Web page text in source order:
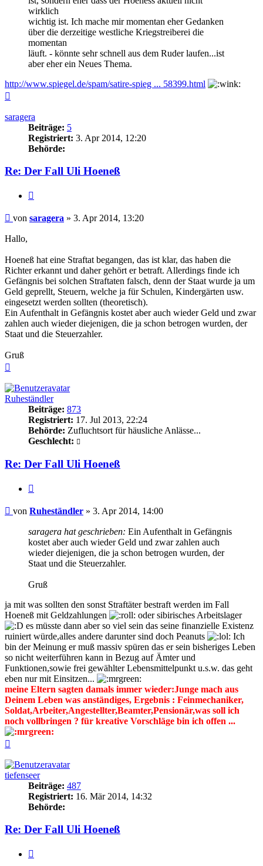
wirklich
wichtig ist. Ich mache mir momentan eher Gedanken
über die derzeitige westliche Kriegstreiberei die
momentan
läuft. - könnte sehr schnell aus dem Ruder laufen...ist
aber eher ein Neues Thema.
http://www.spiegel.de/spam/satire-spieg ... 58399.html
saragera
Beiträge: 5
Registriert: 3. Apr 2014, 12:20
Behörde:
Re: Der Fall Uli Hoeneß
Beitrag
von saragera » 3. Apr 2014, 13:20
Hallo,
Hoeneß hat eine Straftat begangen, das ist klar, das haben die
Richter erkannt und daher gehört er betraft. Allerdings finde ich
Gefängnis bei solchen Straftaten falsch, denn der Staat wurde ja um
Geld geprellt, Steuern, welche ja für Schulen, Kindergärten usw.
eingesetzt werden sollten (theoretisch).
Ein Aufenthalt in Gefängnis kostet aber auch wieder Geld und zwar
zahlen auch wieder diejenigen, die ja schon betrogen wurden, der
Staat und die Steuerzahler.
Gruß
Ruheständler
Beiträge: 873
Registriert: 17. Jul 2013, 22:24
Behörde: Zufluchtsort für häusliche Anlässe...
Geschlecht:
Re: Der Fall Uli Hoeneß
Beitrag
von Ruheständler » 3. Apr 2014, 14:00
saragera hat geschrieben: Ein Aufenthalt in Gefängnis
kostet aber auch wieder Geld und zwar zahlen auch
wieder diejenigen, die ja schon betrogen wurden, der
Staat und die Steuerzahler.
Gruß
ja mit was sollten den sonst Straftäter bestraft werden im Fall
Hoeneß mit Geldzahlungen
oder sibirisches Arbeitslager
es müsste dann aber so viel sein das seine finanzielle Existenz
ruiniert würde,alles andere darunter sind doch Peanuts
Ich
bin der Meinung er muß massiv spüren das er sein bisheriges Leben
so nicht weiterführen kann in Bezug auf Ämter und
Funktionen,sowie frei gewählter Lebensmittelpunkt u.s.w. das geht
eben nur mit Einsitzen...
meine Eltern sagten damals immer wieder:Junge mach aus
Deinem Leben was anständiges, Ergebnis : Feinmechaniker,
Soldat,Arbeiter,Angestellter,Beamter,Pensionär,was soll ich
noch vollbringen ? für kreative Vorschläge bin ich offen ...
tiefenseer
Beiträge: 487
Registriert: 16. Mär 2014, 14:32
Behörde:
Re: Der Fall Uli Hoeneß